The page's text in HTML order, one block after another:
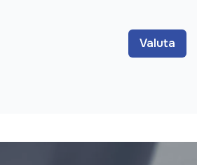
Valuta